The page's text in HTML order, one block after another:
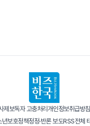
제보독자 고충처리 개인정보취급방침
년보호정책정정·반론 보도RSS전체